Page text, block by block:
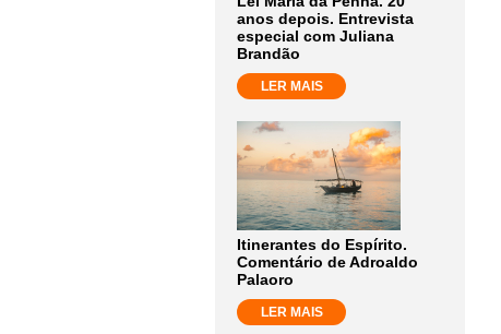
anos depois. Entrevista
especial com Juliana
Brandão
LER MAIS
Itinerantes do Espírito.
Comentário de Adroaldo
Palaoro
LER MAIS